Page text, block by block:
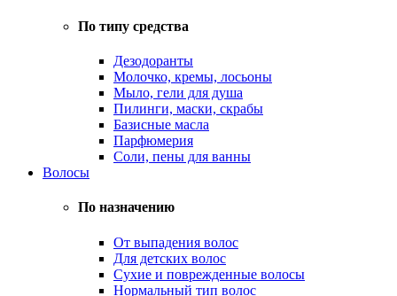
По типу средства
Дезодоранты
Молочко, кремы, лосьоны
Мыло, гели для душа
Пилинги, маски, скрабы
Базисные масла
Парфюмерия
Соли, пены для ванны
Волосы
По назначению
От выпадения волос
Для детских волос
Сухие и поврежденные волосы
Нормальный тип волос